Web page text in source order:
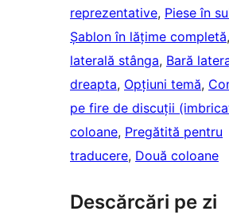
reprezentative, Piese în
Șablon în lățime completă,
laterală stânga, Bară
dreapta, Opțiuni temă,
pe fire de discuții
coloane, Pregătită pentru
traducere, Două coloane
Descărcări pe zi